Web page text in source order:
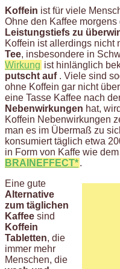
Koffein ist für viele
Ohne den Kaffee
Leistungstiefs zu
Koffein ist allerdings nicht
Tee, insbesondere in
Wirkung ist hinlänglich
putscht auf . Viele sind
ohne Koffein gar nicht
eine Tasse Kaffee nach
Nebenwirkungen hat,
Koffein Nebenwirkungen
man es im Übermaß zu
konsumiert täglich etwa
in Form von Kaffe wie dem
BRAINEFFECT*.
Eine gute
Alternative
zum täglichen
Kaffee sind
Koffein
Tabletten, die
immer mehr
Menschen, die